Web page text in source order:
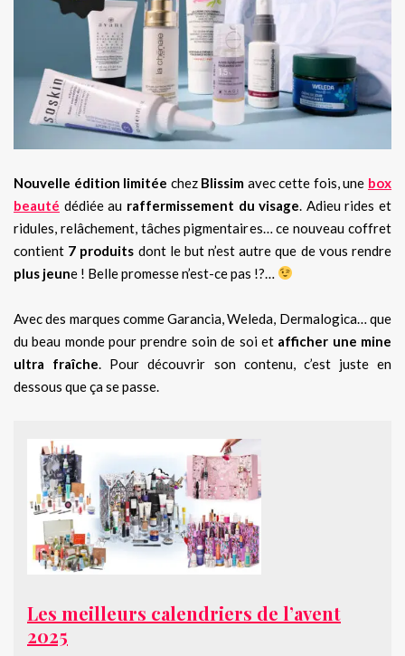
Nouvelle édition limitée chez Blissim avec cette fois, une box
beauté dédiée au raffermissement du visage. Adieu rides et
ridules, relâchement, tâches pigmentaires… ce nouveau coffret
contient 7 produits dont le but n’est autre que de vous rendre
plus jeune ! Belle promesse n’est-ce pas !?…
Avec des marques comme Garancia, Weleda, Dermalogica… que
du beau monde pour prendre soin de soi et afficher une mine
ultra fraîche. Pour découvrir son contenu, c’est juste en
dessous que ça se passe.
Les meilleurs calendriers de l’avent
2025